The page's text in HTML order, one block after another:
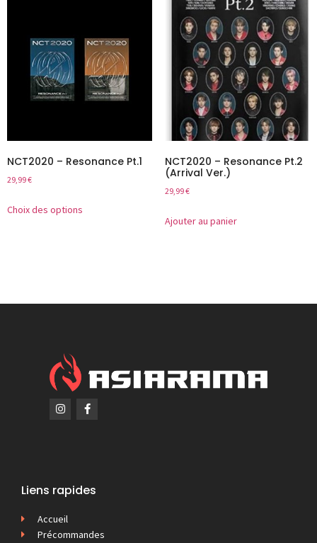
NCT2020 – Resonance Pt.1
29,99€
Choix des options
NCT2020 – Resonance Pt.2
(Arrival Ver.)
29,99€
Ajouter au panier
Liens rapides
Accueil
Précommandes